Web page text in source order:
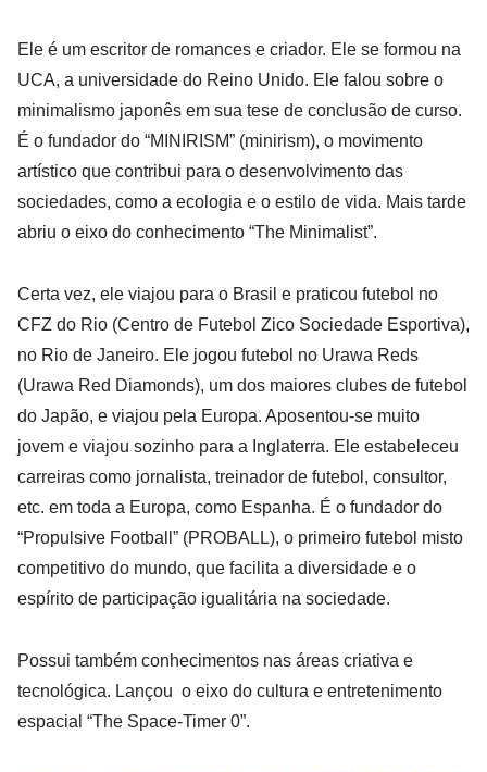
Ele é um escritor de romances e criador. Ele se formou na
UCA, a universidade do Reino Unido. Ele falou sobre o
minimalismo japonês em sua tese de conclusão de curso.
É o fundador do “MINIRISM” (minirism), o movimento
artístico que contribui para o desenvolvimento das
sociedades, como a ecologia e o estilo de vida. Mais tarde
abriu o eixo do conhecimento “The Minimalist”.
Certa vez, ele viajou para o Brasil e praticou futebol no
CFZ do Rio (Centro de Futebol Zico Sociedade Esportiva),
no Rio de Janeiro. Ele jogou futebol no Urawa Reds
(Urawa Red Diamonds), um dos maiores clubes de futebol
do Japão, e viajou pela Europa. Aposentou-se muito
jovem e viajou sozinho para a Inglaterra. Ele estabeleceu
carreiras como jornalista, treinador de futebol, consultor,
etc. em toda a Europa, como Espanha. É o fundador do
“Propulsive Football” (PROBALL), o primeiro futebol misto
competitivo do mundo, que facilita a diversidade e o
espírito de participação igualitária na sociedade.
Possui também conhecimentos nas áreas criativa e
tecnológica. Lançou o eixo do cultura e entretenimento
espacial “The Space-Timer 0”.